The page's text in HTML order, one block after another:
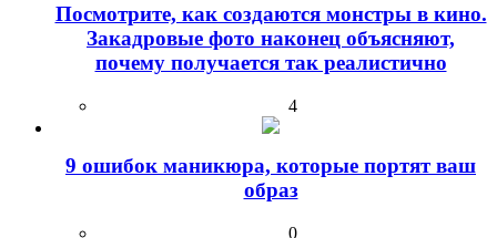
Посмотрите, как создаются монстры в кино.
Закадровые фото наконец объясняют,
почему получается так реалистично
4
9 ошибок маникюра, которые портят ваш
образ
0